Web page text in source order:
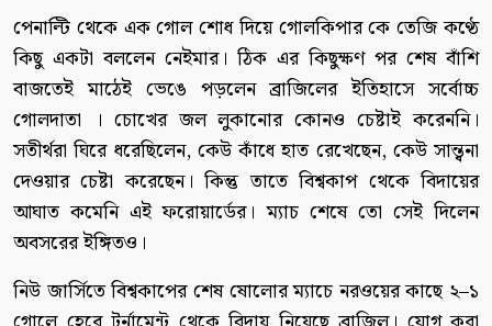
পেনাল্টি থেকে এক গোল শোধ দিয়ে গোলকিপার কে তেজি কণ্ঠে
কিছু একটা বললেন নেইমার। ঠিক এর কিছুক্ষণ পর শেষ বাঁশি
বাজতেই মাঠেই ভেঙে পড়লেন ব্রাজিলের ইতিহাসে সর্বোচ্চ
গোলদাতা । চোখের জল লুকানোর কোনও চেষ্টাই করেননি।
সতীর্থরা ঘিরে ধরেছিলেন, কেউ কাঁধে হাত রেখেছেন, কেউ সান্ত্বনা
দেওয়ার চেষ্টা করেছেন। কিন্তু তাতে বিশ্বকাপ থেকে বিদায়ের
আঘাত কমেনি এই ফরোয়ার্ডের। ম্যাচ শেষে তো সেই দিলেন
অবসরের ইঙ্গিতও।
নিউ জার্সিতে বিশ্বকাপের শেষ ষোলোর ম্যাচে নরওয়ের কাছে ২–১